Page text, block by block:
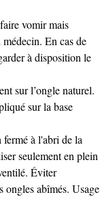
vomir mais
En cas de
à disposition le
sur l’ongle naturel.
sur la base
à l'abri de la
seulement en plein
Éviter
abîmés. Usage